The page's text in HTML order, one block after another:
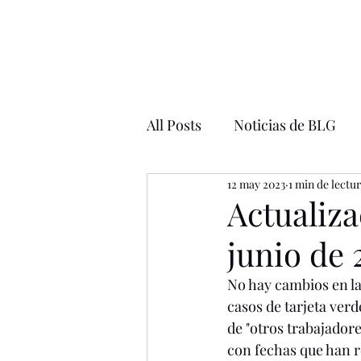
All Posts Noticias de BLG
Ciudadanía de los Estados
junio de
12 may 2023 1 min de
No hay cambios en
casos de tarjeta
de "otros
con fechas que han